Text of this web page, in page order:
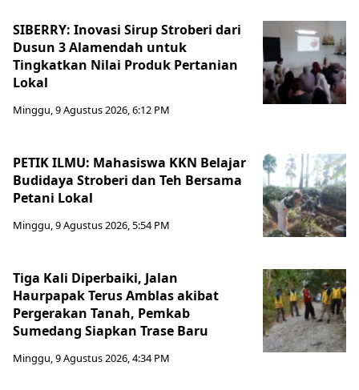
SIBERRY: Inovasi Sirup Stroberi dari
Dusun 3 Alamendah untuk
Tingkatkan Nilai Produk Pertanian
Lokal
Minggu, 9 Agustus 2026, 6:12 PM
PETIK ILMU: Mahasiswa KKN Belajar
Budidaya Stroberi dan Teh Bersama
Petani Lokal
Minggu, 9 Agustus 2026, 5:54 PM
Tiga Kali Diperbaiki, Jalan
Haurpapak Terus Amblas akibat
Pergerakan Tanah, Pemkab
Sumedang Siapkan Trase Baru
Minggu, 9 Agustus 2026, 4:34 PM